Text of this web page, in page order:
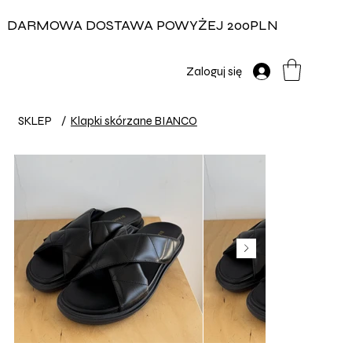
DARMOWA DOSTAWA POWYŻEJ 200PLN
Zaloguj się
SKLEP / Klapki skórzane BIANCO